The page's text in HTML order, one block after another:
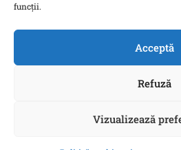
funcții.
Acceptă
Refuză
Vizualizează
15 septembrie 2026
16-18 septembrie 2026:confirmarea
trebuie să aducă toate documentele
copie) șiCererea de confirmare